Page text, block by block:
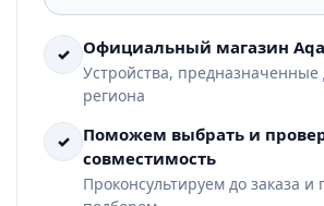
✓ Официальный магазин
Устройства,
региона
✓
Поможем выбрать и
совместимость
Проконсультируем до заказа